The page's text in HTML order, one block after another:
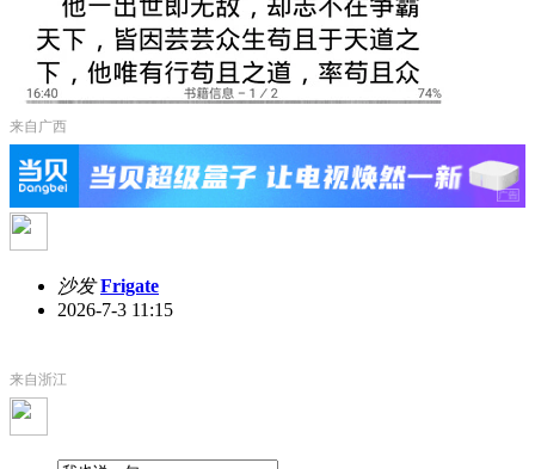
来自广西
沙发 Frigate
2026-7-3 11:15
来自浙江